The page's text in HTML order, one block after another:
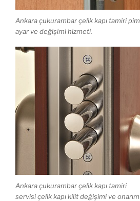
Ankara çukurambar çelik kapı tamiri pim
ayar ve değişimi hizmeti.
Ankara çukurambar çelik kapı tamiri
servisi çelik kapı kilit değişimi ve onarım